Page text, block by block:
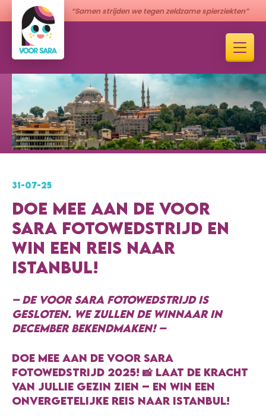
“Samen strijden we tegen zeldzame spierziekten”
31-07-25
DOE MEE AAN DE VOOR
SARA FOTOWEDSTRIJD EN
WIN EEN REIS NAAR
ISTANBUL!
– DE VOOR SARA FOTOWEDSTRIJD IS
GESLOTEN. WE ZULLEN DE WINNAAR IN
DECEMBER BEKENDMAKEN! –
DOE MEE AAN DE VOOR SARA
FOTOWEDSTRIJD 2025! 📸 LAAT DE KRACHT
VAN JULLIE GEZIN ZIEN – EN WIN EEN
ONVERGETELIJKE REIS NAAR ISTANBUL!